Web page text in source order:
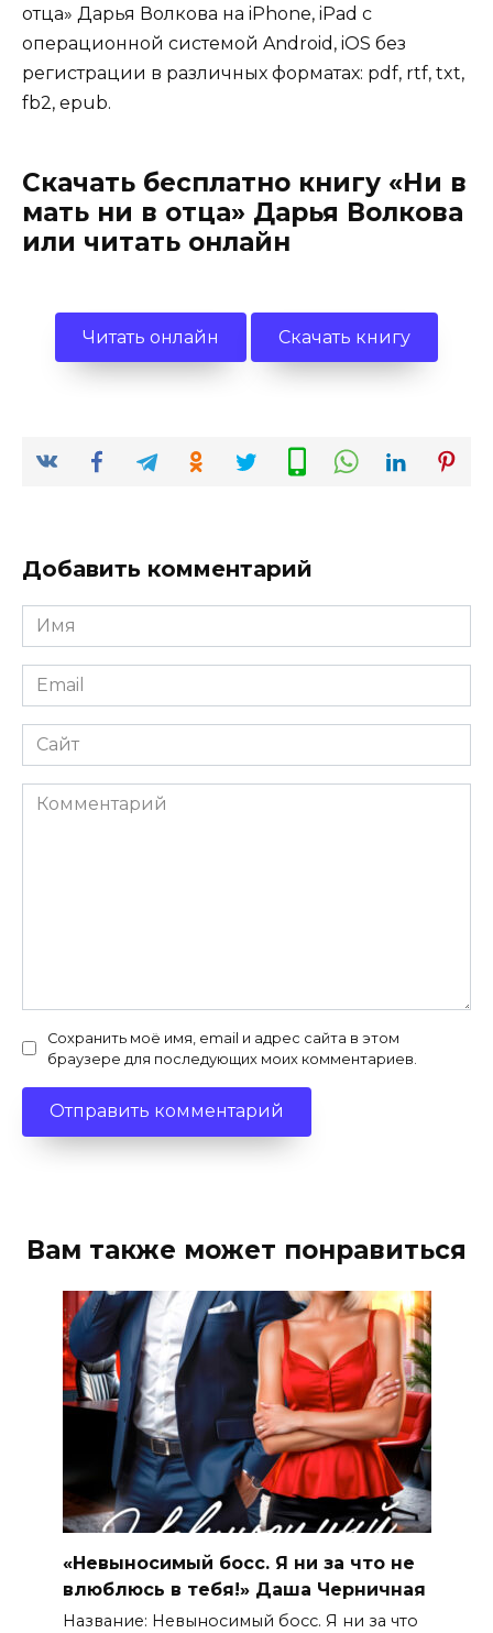
отца» Дарья Волкова на iPhone, iPad с
операционной системой Android, iOS без
регистрации в различных форматах: pdf, rtf, txt,
fb2, epub.
Скачать бесплатно книгу «Ни в
мать ни в отца» Дарья Волкова
или читать онлайн
Читать онлайн Скачать книгу
Добавить комментарий
Имя
*
Email
*
Сайт
Комментарий
Сохранить моё имя, email и адрес сайта в этом
браузере для последующих моих комментариев.
Вам также может понравиться
«Невыносимый босс. Я ни за что не
влюблюсь в тебя!» Даша Черничная
Название: Невыносимый босс. Я ни за что